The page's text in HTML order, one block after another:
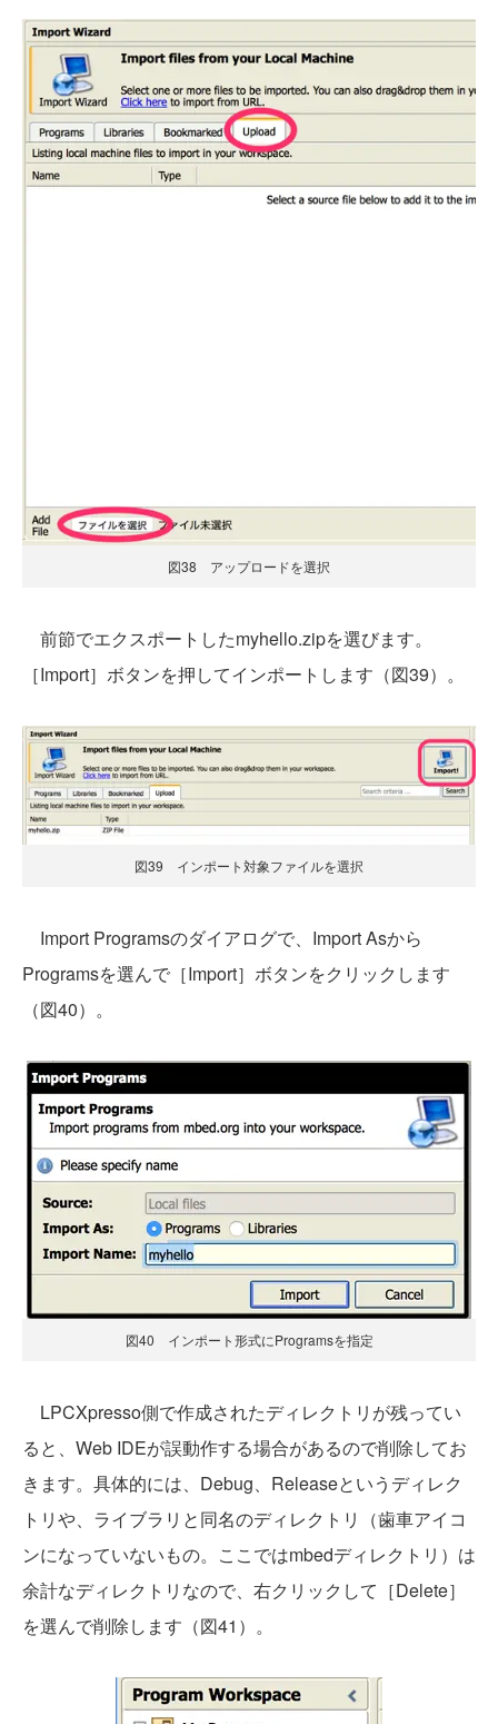
図38 アップロードを選択
前節でエクスポートしたmyhello.zipを選びます。
［Import］ボタンを押してインポートします（図39）。
図39 インポート対象ファイルを選択
Import Programsのダイアログで、Import Asから
Programsを選んで［Import］ボタンをクリックします
（図40）。
図40 インポート形式にProgramsを指定
LPCXpresso側で作成されたディレクトリが残ってい
ると、Web IDEが誤動作する場合があるので削除してお
きます。具体的には、Debug、Releaseというディレク
トリや、ライブラリと同名のディレクトリ（歯車アイコ
ンになっていないもの。ここではmbedディレクトリ）は
余計なディレクトリなので、右クリックして［Delete］
を選んで削除します（図41）。